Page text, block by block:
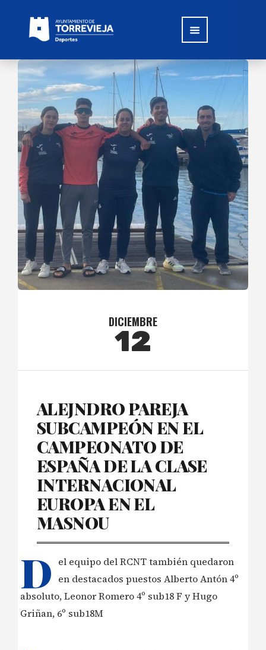
DICIEMBRE
12
ALEJNDRO PAREJA
SUBCAMPEÓN EN EL
CAMPEONATO DE
ESPAÑA DE LA CLASE
INTERNACIONAL
EUROPA EN EL
MASNOU
D el equipo del RCNT también quedaron
en destacados puestos Alberto Antón 4º
absoluto, Leonor Romero 4º sub18 F y Hugo
Griñan, 6º sub18M